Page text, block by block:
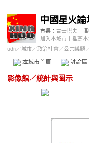
中國星火論
市長： 古士塔夫
加入本城市
推薦本
udn／城市／政治社會 ／公共議題
本城市首頁 討論區
影像館／統計與圖示